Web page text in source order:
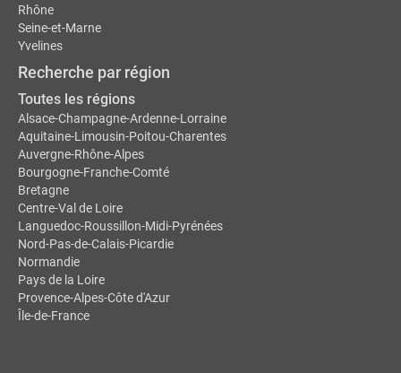
Rhône
Seine-et-Marne
Yvelines
Recherche par région
Toutes les régions
Alsace-Champagne-Ardenne-Lorraine
Aquitaine-Limousin-Poitou-Charentes
Auvergne-Rhône-Alpes
Bourgogne-Franche-Comté
Bretagne
Centre-Val de Loire
Languedoc-Roussillon-Midi-Pyrénées
Nord-Pas-de-Calais-Picardie
Normandie
Pays de la Loire
Provence-Alpes-Côte d'Azur
Île-de-France